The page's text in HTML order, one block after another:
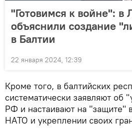
"Готовимся к войне": в
объяснили создание
в Балтии
22 января 2024, 12:39
Кроме того, в балтийских
систематически заявляют об
РФ и настаивают на "защите"
НАТО и укреплении своих